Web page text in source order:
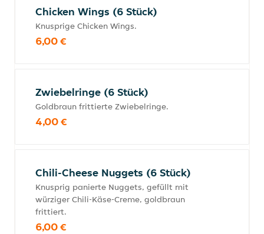
Chicken Wings (6 Stück)
Knusprige Chicken Wings.
6,00 €
Zwiebelringe (6 Stück)
Goldbraun frittierte Zwiebelringe.
4,00 €
Chili-Cheese Nuggets (6 Stück)
Knusprig panierte Nuggets, gefüllt mit
würziger Chili-Käse-Creme, goldbraun
frittiert.
6,00 €